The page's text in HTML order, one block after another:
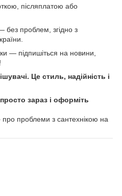
післяплатою або
без проблем, згідно з
— підпишіться на новини,
Це стиль, надійність і
зараз і оформіть
проблеми з сантехнікою на